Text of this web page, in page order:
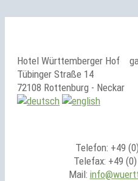
Hotel Württemberger Hof
Tübinger Straße 14
72108 Rottenburg - Neckar
Telefon: +49
Telefax: +49
Mail: